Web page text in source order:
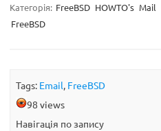
Категорія: FreeBSD HOWTO's Mail
FreeBSD
Tags: Email, FreeBSD
98 views
Навігація по запису